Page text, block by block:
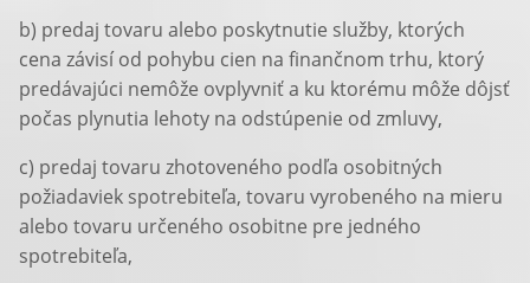
b) predaj tovaru alebo poskytnutie služby, ktorých
cena závisí od pohybu cien na finančnom trhu, ktorý
predávajúci nemôže ovplyvniť a ku ktorému môže dôjsť
počas plynutia lehoty na odstúpenie od zmluvy,
c) predaj tovaru zhotoveného podľa osobitných
požiadaviek spotrebiteľa, tovaru vyrobeného na mieru
alebo tovaru určeného osobitne pre jedného
spotrebiteľa,